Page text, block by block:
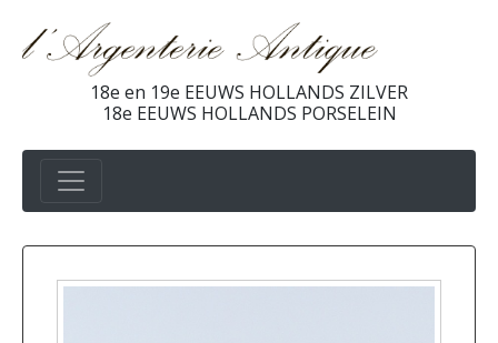
18e en 19e EEUWS HOLLANDS ZILVER
18e EEUWS HOLLANDS PORSELEIN